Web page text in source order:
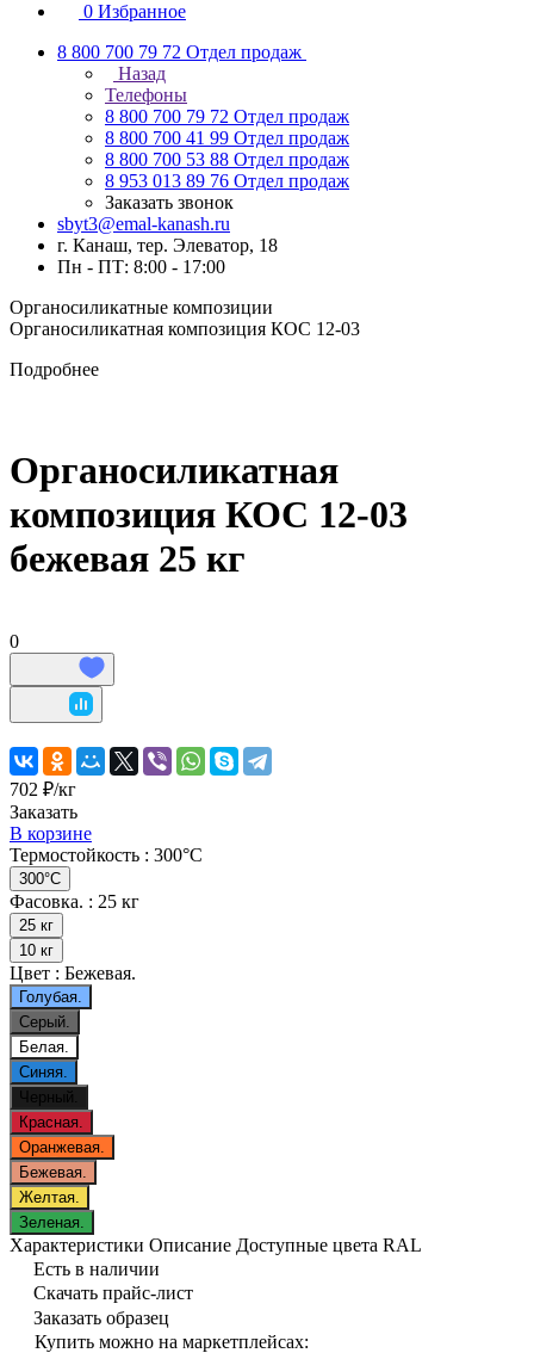
0 Избранное
8 800 700 79 72 Отдел продаж
Назад
Телефоны
8 800 700 79 72 Отдел продаж
8 800 700 41 99 Отдел продаж
8 800 700 53 88 Отдел продаж
8 953 013 89 76 Отдел продаж
Заказать звонок
sbyt3@emal-kanash.ru
г. Канаш, тер. Элеватор, 18
Пн - ПТ: 8:00 - 17:00
Органосиликатные композиции
Органосиликатная композиция КОС 12-03
Подробнее
Органосиликатная
композиция КОС 12-03
бежевая 25 кг
0
702 ₽/кг
Заказать
В корзине
Термостойкость : 300°С
300°С
Фасовка. : 25 кг
25 кг
10 кг
Цвет : Бежевая.
Голубая.
Серый.
Белая.
Синяя.
Черный.
Красная.
Оранжевая.
Бежевая.
Желтая.
Зеленая.
Характеристики Описание Доступные цвета RAL
Есть в наличии
Скачать прайс-лист
Заказать образец
Купить можно на маркетплейсах: